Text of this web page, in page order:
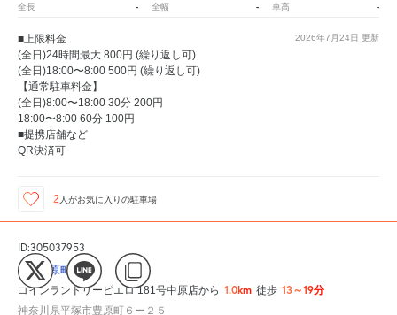
全長 - 全幅 - 車高 -
2026年7月24日 更新
■上限料金
(全日)24時間最大 800円 (繰り返し可)
(全日)18:00〜8:00 500円 (繰り返し可)
【通常駐車料金】
(全日)8:00〜18:00 30分 200円
18:00〜8:00 60分 100円
■提携店舗など
QR決済可
2 人がお気に入りの駐車場
ID:305037953
平塚豊原町
コインランドリーピエロ 181号中原店から 1.0km 徒歩 13～19分
神奈川県平塚市豊原町６ー２５